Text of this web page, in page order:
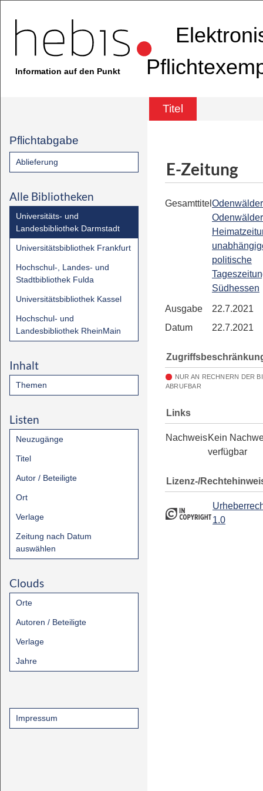
Information auf den Punkt
Titel
Pflichtabgabe
Ablieferung
Alle Bibliotheken
Universitäts- und
Landesbibliothek Darmstadt
Universitätsbibliothek Frankfurt
Hochschul-, Landes- und
Stadtbibliothek Fulda
Universitätsbibliothek Kassel
Hochschul- und
Landesbibliothek RheinMain
Inhalt
Themen
Listen
Neuzugänge
Titel
Autor / Beteiligte
Ort
Verlage
Zeitung nach Datum
auswählen
Clouds
Orte
Autoren / Beteiligte
Verlage
Jahre
Impressum
E-Zeitung
Gesamttitel
Odenwälder
politische
Südhessen
Ausgabe
22.7.2021
Datum
22.7.2021
NUR AN RECHNERN DER
ABRUFBAR
Links
NachweisKein
verfügbar
Lizenz-/
1.0